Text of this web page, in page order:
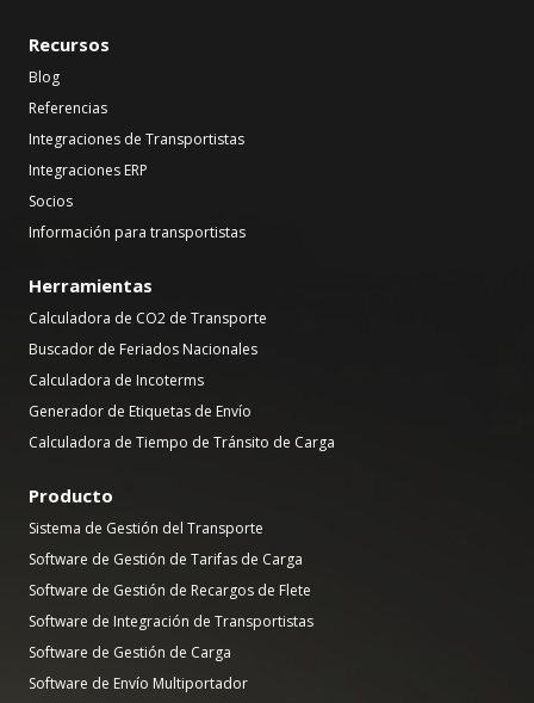
Recursos
Blog
Referencias
Integraciones de Transportistas
Integraciones ERP
Socios
Información para transportistas
Herramientas
Calculadora de CO2 de Transporte
Buscador de Feriados Nacionales
Calculadora de Incoterms
Generador de Etiquetas de Envío
Calculadora de Tiempo de Tránsito de Carga
Producto
Sistema de Gestión del Transporte
Software de Gestión de Tarifas de Carga
Software de Gestión de Recargos de Flete
Software de Integración de Transportistas
Software de Gestión de Carga
Software de Envío Multiportador